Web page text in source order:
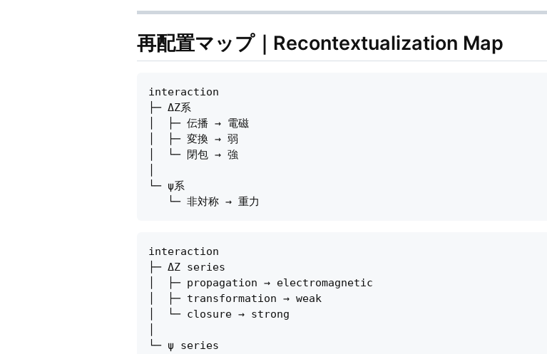
再配置マップ｜Recontextualization Map
interaction
├─ ΔZ系
│  ├─ 伝播 → 電磁
│  ├─ 変換 → 弱
│  └─ 閉包 → 強
└─ ψ系
interaction
├─ ΔZ series
│  ├─ propagation → electromagnetic
│  ├─ transformation → weak
│  └─ closure → strong
└─ ψ series